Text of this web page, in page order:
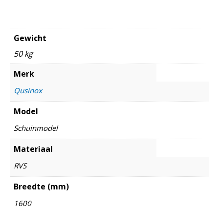
Gewicht
50 kg
Merk
Qusinox
Model
Schuinmodel
Materiaal
RVS
Breedte (mm)
1600